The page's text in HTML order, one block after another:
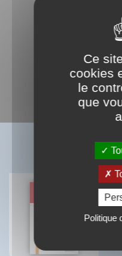
Ce
cookies
le
que
Politique